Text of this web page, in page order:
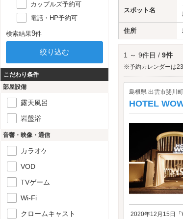
スポット名
住所
1 ～ 9件目 / 9件
※予約カレンダーは
島根県 出雲市斐川
HOTEL
2020年12月15日「
カップルズ予約可
電話・HP予約可
検索結果9件
こだわり条件
部屋設備
露天風呂
岩盤浴
音響・映像・通信
カラオケ
VOD
TVゲーム
Wi-Fi
クロームキャスト